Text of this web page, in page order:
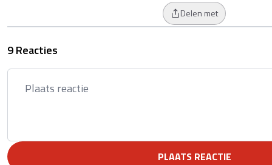
Delen met
9 Reacties
PLAATS REACTIE